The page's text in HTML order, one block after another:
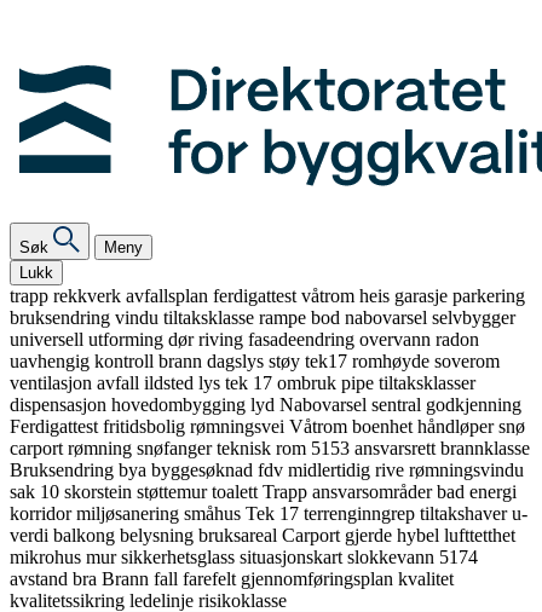
Søk
Meny
Lukk
trapp rekkverk avfallsplan ferdigattest våtrom heis garasje parkering
bruksendring vindu tiltaksklasse rampe bod nabovarsel selvbygger
universell utforming dørriving fasadeendring overvann radon
uavhengig kontroll brann dagslys støy tek17 romhøyde soverom
ventilasjon avfall ildsted lys tek 17 ombruk pipe tiltaksklasser
dispensasjon hovedombygging lyd Nabovarsel sentral godkjenning
Ferdigattest fritidsbolig rømningsvei Våtrom boenhet håndløpersnø
carport rømning snøfangerteknisk rom 5153 ansvarsrett brannklasse
Bruksendring bya byggesøknad fdv midlertidig rive rømningsvindu
sak 10 skorstein støttemurtoalett Trapp ansvarsområderbad energi
korridormiljøsanering småhus Tek 17 terrenginngrep tiltakshaveru-
verdi balkong belysning bruksareal Carport gjerde hybel lufttetthet
mikrohus mursikkerhetsglass situasjonskart slokkevann 5174
avstand bra Brann fall farefelt gjennomføringsplan kvalitet
kvalitetssikring ledelinje risikoklasse